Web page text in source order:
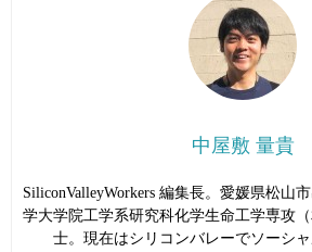
中屋敷 量貴
SiliconValleyWorkers 編集長。愛媛県松山
学大学院工学系研究科化学生命工学専攻
士。現在はシリコンバレーでソーシ